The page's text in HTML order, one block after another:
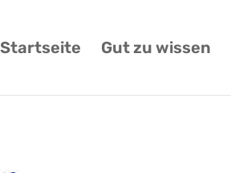
Startseite Gut zu wissen